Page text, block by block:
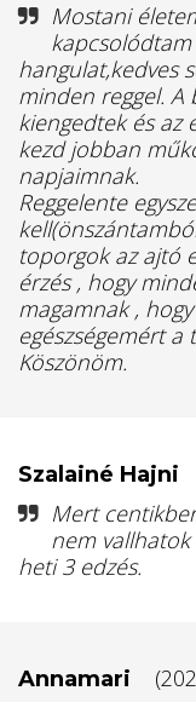
Mostani
kapcsolódtam
hangulat,kedves
minden reggel. A
kiengedtek és az
kezd jobban
napjaimnak.
Reggelente
toporgok az ajtó
érzés , hogy
magamnak ,
egészségemért
Köszönöm.
Szalainé Hajni
Mert
nem
heti 3 edzés.
Annamari